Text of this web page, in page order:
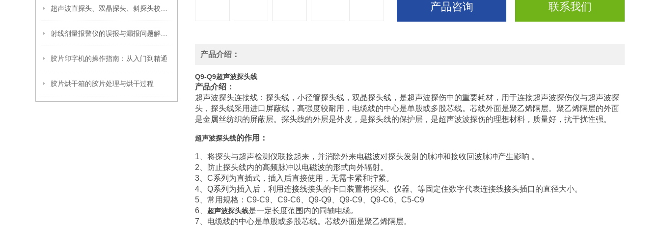
胶片印字机的操作指南：从入门到精通
胶片烘干箱的胶片处理与烘干过程
产品咨询 联系我们
产品介绍：
Q9-Q9超声波探头线
产品介绍：
超声波探头连接线：探头线，小径管探头线，双晶探头线，是超声波探伤中的重要耗材，用于连接超声波探伤仪与超声波探
头，探头线采用进口屏蔽线，高强度较耐用，电缆线的中心是单股或多股芯线。芯线外面是聚乙烯隔层。聚乙烯隔层的外面
是金属丝纺织的屏蔽层。探头线的外层是外皮，是探头线的保护层，是超声波波探伤的理想材料，质量好，抗干扰性强。
超声波探头线的作用：
1、将探头与超声检测仪联接起来，并消除外来电磁波对探头发射的脉冲和接收回波脉冲产生影响 。
2、防止探头线内的高频脉冲以电磁波的形式向外辐射。
3、C系列为直插式，插入后直接使用，无需卡紧和拧紧。
4、Q系列为插入后，利用连接线接头的卡口装置将探头、仪器、等固定住数字代表连接线接头插口的直径大小。
5、常用规格：C9-C9、C9-C6、Q9-Q9、Q9-C9、Q9-C6、C5-C9
6、 超声波探头线是一定长度范围内的同轴电缆。
7、电缆线的中心是单股或多股芯线。芯线外面是聚乙烯隔层。